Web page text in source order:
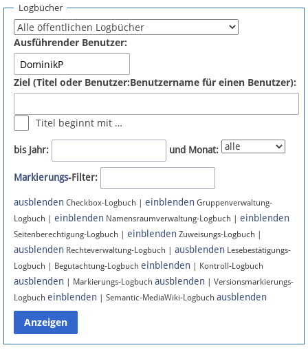
Fördermitglied werden
Fehler melden
Newsletter
Bluesky
Facebook
Instagram
Anmelden
Datenschutz
Logbücher
Ausführender Benutzer:
Ziel (Titel oder Benutzer:Benutzername für einen Benutzer):
Titel beginnt mit …
bis Jahr: und Monat:
Markierungs-Filter:
ausblenden Checkbox-Logbuch | einblenden Gruppenverwaltung-
Logbuch | einblenden Namensraumverwaltung-Logbuch | einblenden
Seitenberechtigung-Logbuch | einblenden Zuweisungs-Logbuch |
ausblenden Rechteverwaltung-Logbuch | ausblenden Lesebestätigungs-
Logbuch | Begutachtung-Logbuch einblenden | Kontroll-Logbuch
ausblenden | Markierungs-Logbuch ausblenden | Versionsmarkierungs-
Logbuch einblenden | Semantic-MediaWiki-Logbuch ausblenden